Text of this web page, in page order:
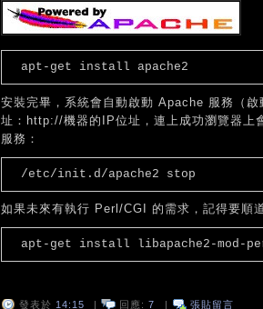
apt-get install apache2
安裝完畢，系統會自動啟動 Apache 服務（
址：http://機器的IP位址，連上成功瀏覽器上
服務：
/etc/init.d/apache2 stop
如果未來有執行 Perl/CGI 的需求，記得要順
apt-get install libapache2-mod-
發表於 14:15 | 回應: 7 | 張貼留言